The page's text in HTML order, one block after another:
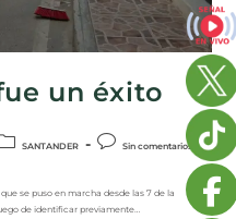
un éxito
SANTANDER Sin comentarios
se puso en marcha desde las 7 de la
de identificar previamente…